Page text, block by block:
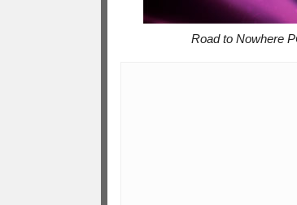
Road to Nowhere